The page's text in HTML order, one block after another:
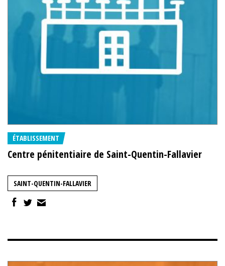
ÉTABLISSEMENT
Centre pénitentiaire de Saint-Quentin-Fallavier
SAINT-QUENTIN-FALLAVIER